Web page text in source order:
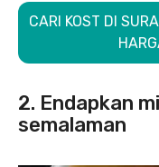
CARI KOST DI
2. Endapkan
semalaman